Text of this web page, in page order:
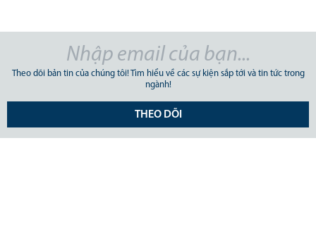
Theo dõi bản tin của chúng tôi! Tìm hiểu về các sự kiện sắp tới và tin tức trong
ngành!
THEO DÕI